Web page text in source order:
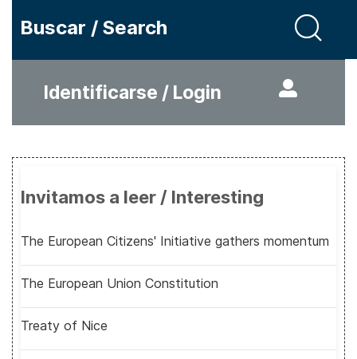
Buscar / Search
Identificarse / Login
Invitamos a leer / Interesting
The European Citizens' Initiative gathers momentum
The European Union Constitution
Treaty of Nice